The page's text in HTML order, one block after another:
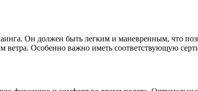
Он должен быть легким и маневренным, что
ветра. Особенно важно иметь соответствующую